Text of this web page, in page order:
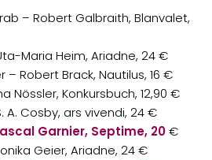
– Robert Galbraith, Blanvalet,
Maria Heim, Ariadne, 24 €
– Robert Brack, Nautilus, 16 €
Nössler, Konkursbuch, 12,90 €
A. Cosby, ars vivendi, 24 €
Garnier, Septime, 20€
Geier, Ariadne, 24 €